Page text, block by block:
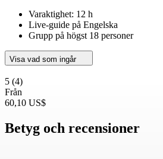
Varaktighet: 12 h
Live-guide på Engelska
Grupp på högst 18 personer
Visa vad som ingår
5 (4)
Från
60,10 US$
Betyg och recensioner